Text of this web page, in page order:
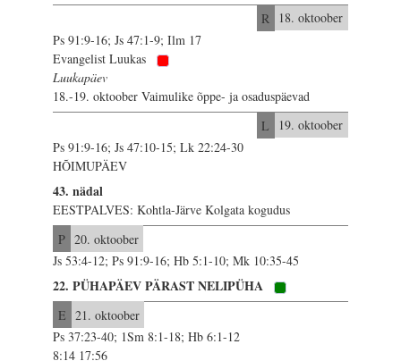
R
18. oktoober
Ps 91:9-16; Js 47:1-9; Ilm 17
Evangelist Luukas
Luukapäev
18.-19. oktoober Vaimulike õppe- ja osaduspäevad
L
19. oktoober
Ps 91:9-16; Js 47:10-15; Lk 22:24-30
HÕIMUPÄEV
43. nädal
EESTPALVES: Kohtla-Järve Kolgata kogudus
P 20. oktoober
Js 53:4-12; Ps 91:9-16; Hb 5:1-10; Mk 10:35-45
22. PÜHAPÄEV PÄRAST NELIPÜHA
E 21. oktoober
Ps 37:23-40; 1Sm 8:1-18; Hb 6:1-12
8:14 17:56